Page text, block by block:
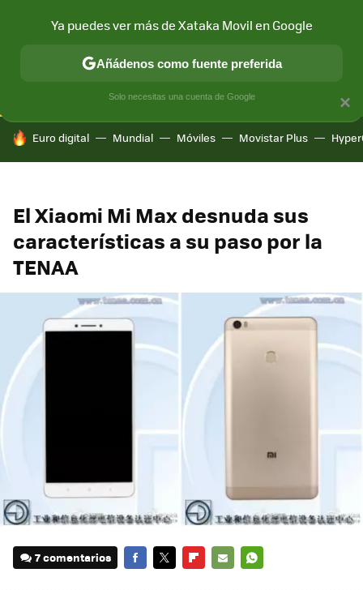
CONECTIVIDAD MÓVIL Y SOCIEDAD APLICACIONES
HOY SE HABLA DE
Euro digital Mundial Móviles Movistar Plus
El Xiaomi Mi Max desnuda sus
características a su paso por la
TENAA
7 comentarios
×
Ya puedes ver más de Xataka Movil en Google
Añádenos como fuente preferida
Solo necesitas una cuenta de Google